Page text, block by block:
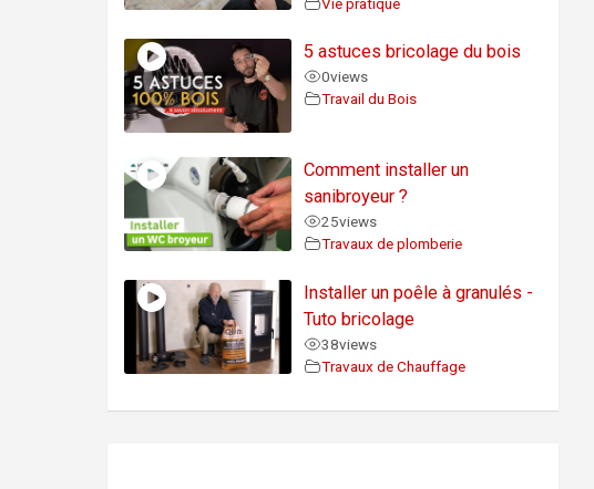
5 astuces bricolage du bois
0views
Travail du Bois
Comment installer un
sanibroyeur ?
25views
Travaux de plomberie
Installer un poêle à granulés -
Tuto bricolage
38views
Travaux de Chauffage